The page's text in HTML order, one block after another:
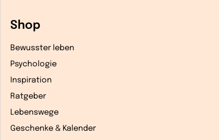
Shop
Bewusster leben
Psychologie
Inspiration
Ratgeber
Lebenswege
Geschenke & Kalender